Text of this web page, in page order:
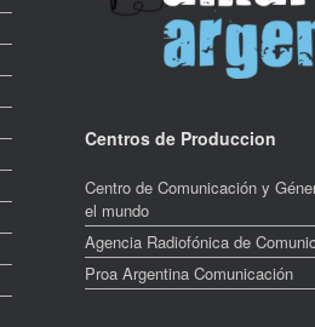
Centros de Produccion
Centro de Comunicación y
el mundo
Agencia Radiofónica de
Proa Argentina Comunicación